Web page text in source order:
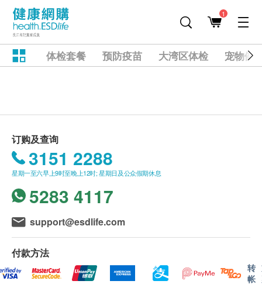
1
体检套餐 预防疫苗 大湾区体检 宠物健
订购及查询
3151 2288
星期一至六早上9时至晚上12时; 星期日及公众假期休息
5283 4117
support@esdlife.com
付款方法
转
帐